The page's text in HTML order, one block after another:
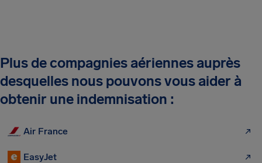
Plus de compagnies aériennes auprès
desquelles nous pouvons vous aider à
obtenir une indemnisation :
Air France
EasyJet